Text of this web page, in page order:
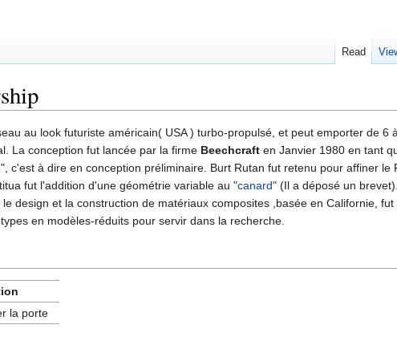
au look futuriste américain( USA ) turbo-propulsé, et peut emporter de 6
La conception fut lancée par la firme Beechcraft en Janvier 1980 en tant
c'est à dire en conception préliminaire. Burt Rutan fut retenu pour affiner le
fut l'addition d'une géométrie variable au "canard" (Il a déposé un
design et la construction de matériaux composites ,basée en Californie,
en modèles-réduits pour servir dans la recherche.
la porte
Read